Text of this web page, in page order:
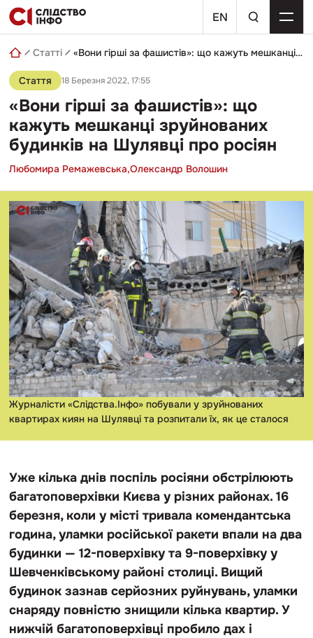
Skip
to
content
EN
пошуковий
запит
Статті «Вони гірші за фашистів»: що кажуть мешканці зруйнованих будинків на Шулявці про росіян
Стаття 18 Березня 2022, 17:55
«Вони гірші за фашистів»: що
кажуть мешканці зруйнованих
будинків на Шулявці про росіян
Любомира Ремажевська,Олександр Волошин
Журналісти «Слідства.Інфо» побували у зруйнованих
квартирах киян на Шулявці та розпитали їх, як це сталося
Уже кілька днів поспіль росіяни обстрілюють
багатоповерхівки Києва у різних районах. 16
березня, коли у місті тривала комендантська
година, уламки російської ракети впали на два
будинки — 12-поверхівку та 9-поверхівку у
Шевченківському районі столиці. Вищий
будинок зазнав серйозних руйнувань, уламки
снаряду повністю знищили кілька квартир. У
нижчій багатоповерхівці пробило дах і